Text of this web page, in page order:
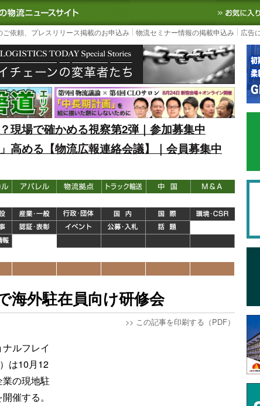
TODAY｜国内最大の物流ニュースサイト3PL, SCMなど国内外の最新
ご依頼、プレスリリース掲載のお申込み 物流セミナー情報の掲載申込み 広告
現場で確かめる視察第2弾｜参加募集中
高める【物流広報連絡会議】｜会員募集中
海外駐在員向け研修会
>> この記事を印刷する（PDF）
ルフレイ
は10月12
の現地駐
催する。